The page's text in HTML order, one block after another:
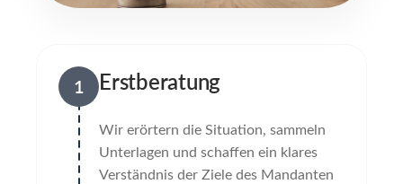
1 Erstberatung
Wir erörtern die Situation, sammeln
Unterlagen und schaffen ein klares
Verständnis der Ziele des Mandanten